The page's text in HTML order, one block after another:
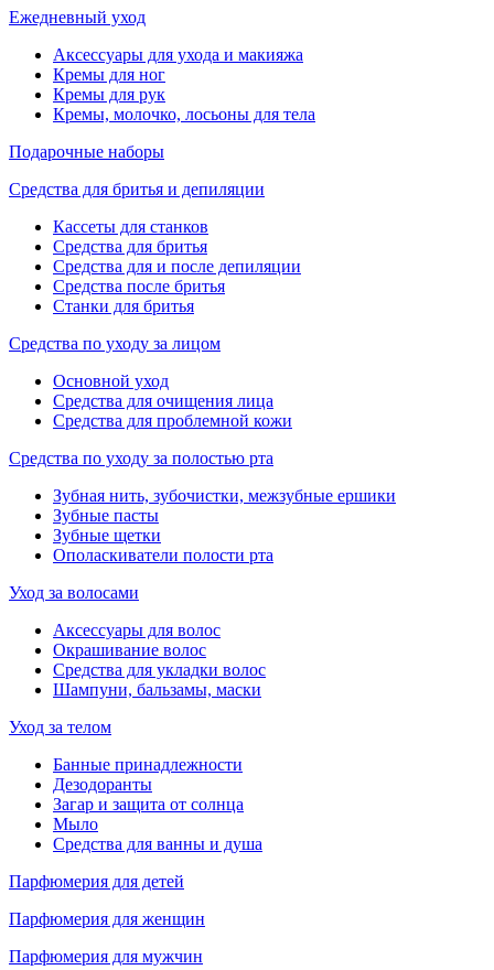
Ежедневный уход
Аксессуары для ухода и макияжа
Кремы для ног
Кремы для рук
Кремы, молочко, лосьоны для тела
Подарочные наборы
Средства для бритья и депиляции
Кассеты для станков
Средства для бритья
Средства для и после депиляции
Средства после бритья
Станки для бритья
Средства по уходу за лицом
Основной уход
Средства для очищения лица
Средства для проблемной кожи
Средства по уходу за полостью рта
Зубная нить, зубочистки, межзубные ершики
Зубные пасты
Зубные щетки
Ополаскиватели полости рта
Уход за волосами
Аксессуары для волос
Окрашивание волос
Средства для укладки волос
Шампуни, бальзамы, маски
Уход за телом
Банные принадлежности
Дезодоранты
Загар и защита от солнца
Мыло
Средства для ванны и душа
Парфюмерия для детей
Парфюмерия для женщин
Парфюмерия для мужчин